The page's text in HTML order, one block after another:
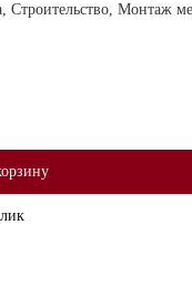
Строительство, Монтаж